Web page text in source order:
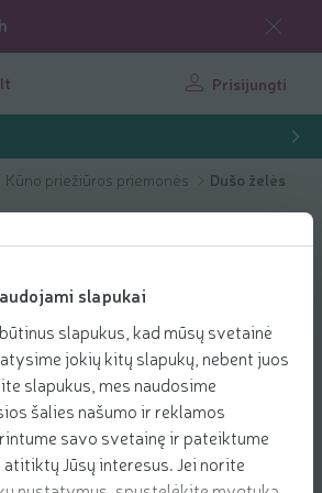
slapukai
slapukus, kad mūsų svetainė
jokių kitų slapukų, nebent juos
slapukus, mes naudosime
šalies našumo ir reklamos
savo svetainę ir pateiktume
Jūsų interesus. Jei norite
Prisijungti
Kūno priežiūros priemonės Dušo želės